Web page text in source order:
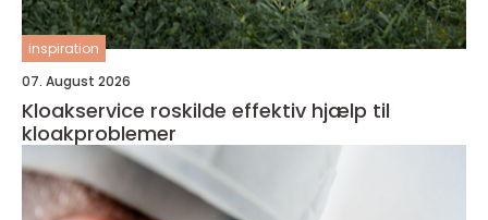
inspiration
07. August 2026
Kloakservice roskilde effektiv hjælp til
kloakproblemer